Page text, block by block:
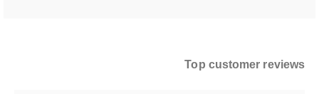
Top customer reviews